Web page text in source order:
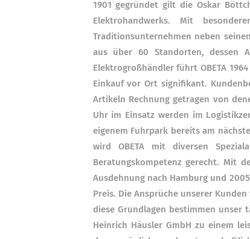
1901 gegründet gilt die Oskar
Elektrohandwerks. Mit
Traditionsunternehmen neben
aus über 60 Standorten, dessen
Elektrogroßhändler führt OBETA
Einkauf vor Ort signifikant.
Artikeln Rechnung getragen von
Uhr im Einsatz werden im
eigenem Fuhrpark bereits am
wird OBETA mit diversen
Beratungskompetenz gerecht. Mit
Ausdehnung nach Hamburg und
Preis. Die Ansprüche unserer
diese Grundlagen bestimmen unser
Heinrich Häusler GmbH zu einem